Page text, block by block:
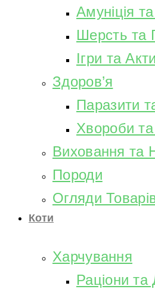
Амуніція
Шерсть та
Ігри та
Здоров’я
Паразити
Хвороби
Виховання та
Породи
Огляди
Коти
Харчування
Раціони та